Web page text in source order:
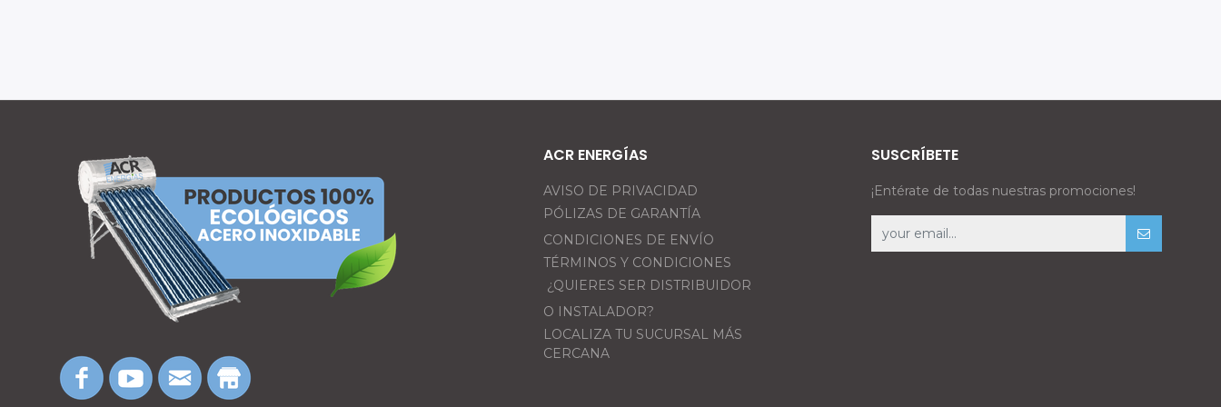
ACR ENERGÍAS
AVISO DE PRIVACIDAD
PÓLIZAS DE GARANTÍA
CONDICIONES DE ENVÍO
TÉRMINOS Y CONDICIONES
¿QUIERES SER DISTRIBUIDOR
O INSTALADOR?
LOCALIZA TU SUCURSAL MÁS
CERCANA
SUSCRÍBETE
¡Entérate de todas nuestras promociones!